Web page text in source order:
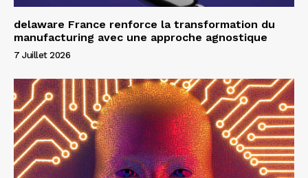
delaware France renforce la transformation du
manufacturing avec une approche agnostique
7 Juillet 2026